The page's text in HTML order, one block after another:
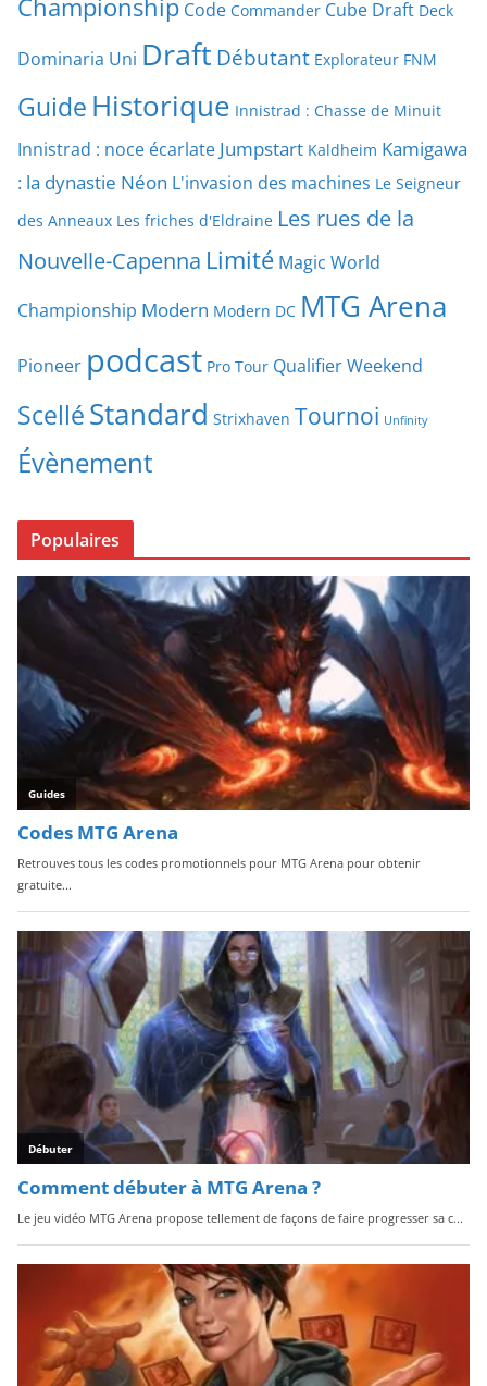
Championship Code Commander Cube Draft Deck
Dominaria Uni Draft Débutant Explorateur FNM
Guide Historique Innistrad : Chasse de Minuit
Innistrad : noce écarlate Jumpstart Kaldheim Kamigawa
: la dynastie Néon L'invasion des machines Le Seigneur
des Anneaux Les friches d'Eldraine Les rues de la
Nouvelle-Capenna Limité Magic World
Championship Modern Modern DC MTG Arena
Pioneer podcast Pro Tour Qualifier Weekend
ScelléStandard Strixhaven Tournoi Unfinity
Évènement
Populaires